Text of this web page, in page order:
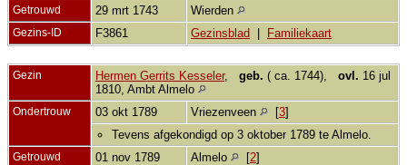
Getrouwd 29 mrt 1743 Wierden
Gezins-ID F3861 Gezinsblad Familiekaart
Gezin Hermen Gerrits Kesseler, geb. ( ca. 1744), ovl. 16 jul
1810, Ambt Almelo
Ondertrouw 03 okt 1789 Vriezenveen [3]
Tevens afgekondigd op 3 oktober 1789 te Almelo.
Getrouwd 01 nov 1789 Almelo [2]